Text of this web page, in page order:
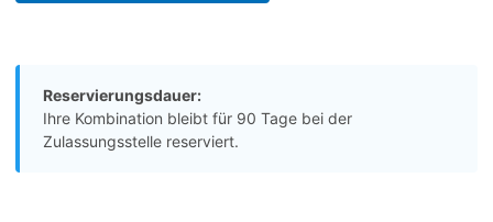
Reservierungsdauer:
Ihre Kombination bleibt für 90 Tage bei der
Zulassungsstelle reserviert.